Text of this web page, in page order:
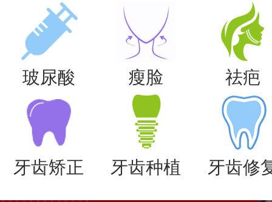
玻尿酸 瘦脸 祛疤
牙齿矫正 牙齿种植 牙齿修